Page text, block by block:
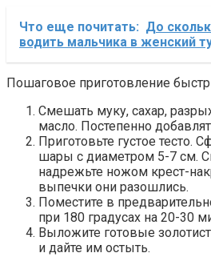
Что еще почитать: До
водить мальчика в женский
Пошаговое приготовление
Смешать муку, сахар,
масло. Постепенно
Приготовьте густое тесто.
шары с диаметром 5-7 см.
надрежьте ножом крест-
выпечки они разошлись.
Поместите в
при 180 градусах на 20-30
Выложите готовые
и дайте им остыть.